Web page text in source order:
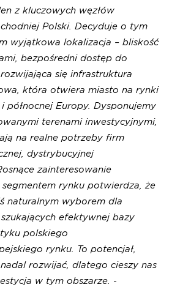
z kluczowych węzłów
Polski. Decyduje o tym
wyjątkowa lokalizacja – bliskość
bezpośredni dostęp do
się infrastruktura
która otwiera miasto na rynki
i północnej Europy. Dysponujemy
terenami inwestycyjnymi,
na realne potrzeby firm
dystrybucyjnej
zainteresowanie
rynku potwierdza, że
naturalnym wyborem dla
efektywnej bazy
polskiego
rynku. To potencjał,
rozwijać, dlatego cieszy nas
w tym obszarze. -